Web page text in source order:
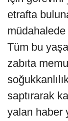
etrafta
Tüm bu
zabıta
saptırarak
yalan haber